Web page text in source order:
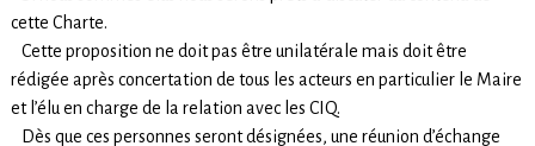
cette Charte.
Cette proposition ne doit pas être unilatérale mais doit être
rédigée après concertation de tous les acteurs en particulier le Maire
et l’élu en charge de la relation avec les CIQ.
Dès que ces personnes seront désignées, une réunion d’échange